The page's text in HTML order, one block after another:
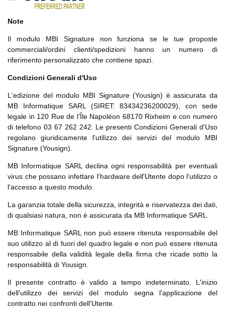
Note
Il modulo MBI Signature non funziona se le tue proposte
commerciali/ordini clienti/spedizioni hanno un numero di
riferimento personalizzato che contiene spazi.
Condizioni Generali d'Uso
L'edizione del modulo MBI Signature (Yousign) è assicurata da
MB Informatique SARL (SIRET: 83434236200029), con sede
legale in 120 Rue de l’Île Napoléon 68170 Rixheim e con numero
di telefono 03 67 262 242. Le presenti Condizioni Generali d'Uso
regolano giuridicamente l'utilizzo dei servizi del modulo MBI
Signature (Yousign).
MB Informatique SARL declina ogni responsabilità per eventuali
virus che possano infettare l'hardware dell'Utente dopo l'utilizzo o
l'accesso a questo modulo.
La garanzia totale della sicurezza, integrità e riservatezza dei dati,
di qualsiasi natura, non è assicurata da MB Informatique SARL.
MB Informatique SARL non può essere ritenuta responsabile del
suo utilizzo al di fuori del quadro legale e non può essere ritenuta
responsabile della validità legale della firma che ricade sotto la
responsabilità di Yousign.
Il presente contratto è valido a tempo indeterminato. L'inizio
dell'utilizzo dei servizi del modulo segna l'applicazione del
contratto nei confronti dell'Utente.